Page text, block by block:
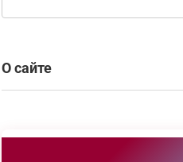
О сайте